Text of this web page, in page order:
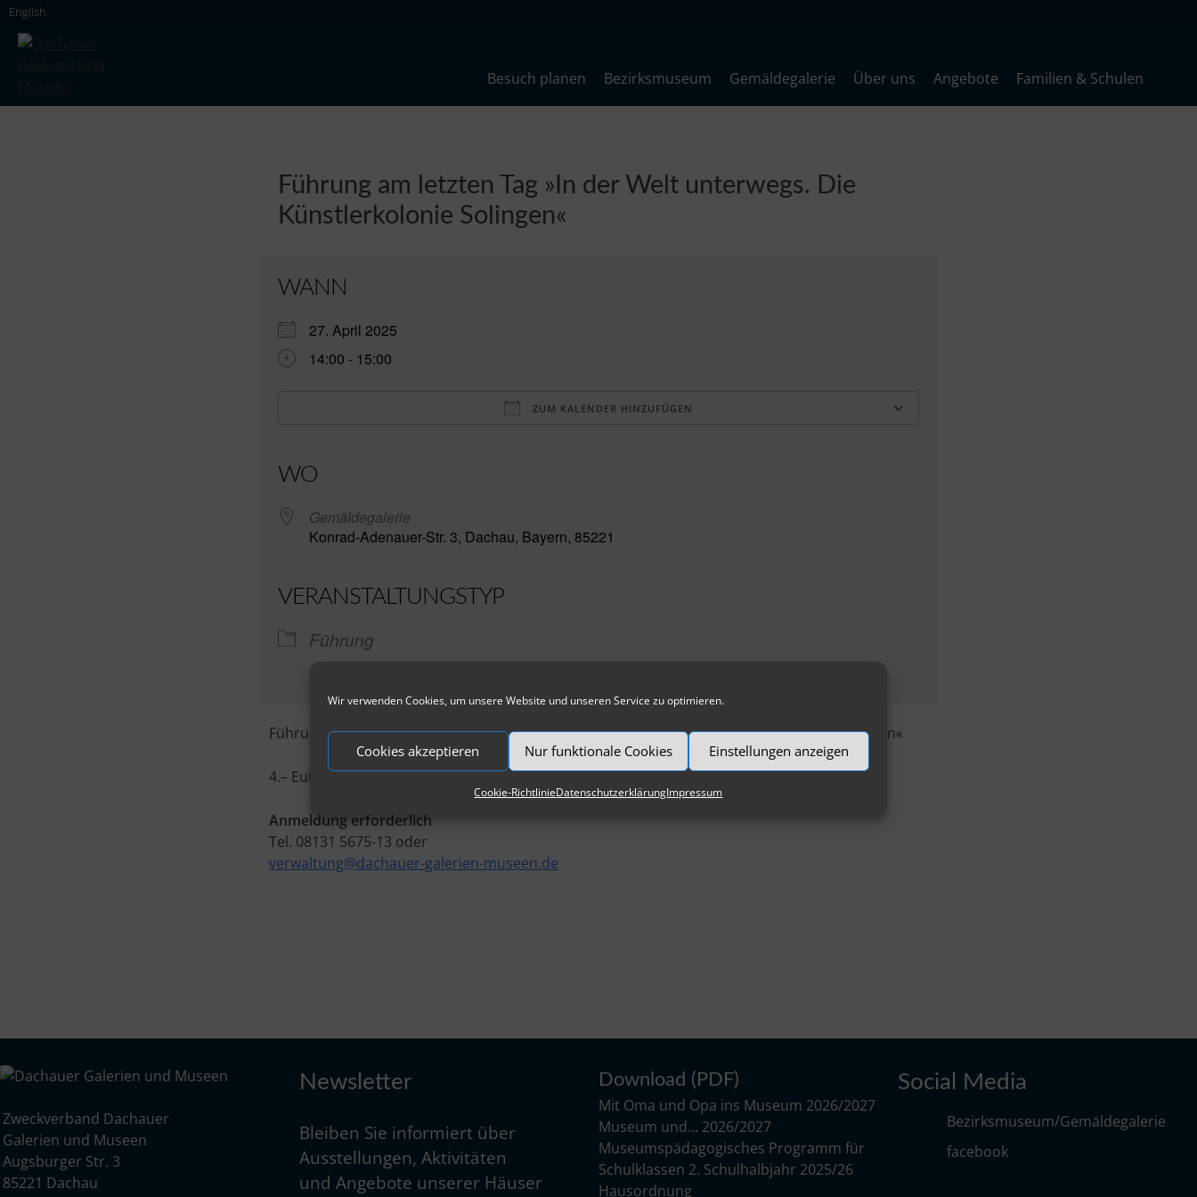
Wir verwenden Cookies, um unsere Website und unseren Service zu optimieren.
Cookies akzeptieren Nur funktionale Cookies Einstellungen anzeigen
Cookie-RichtlinieDatenschutzerklärungImpressum
Skip
content
English
Besuch planen Bezirksmuseum Gemäldegalerie Über uns Angebote Familien & Schulen
Führung am letzten Tag »In der Welt unterwegs. Die
Künstlerkolonie Solingen«
WANN
27. April 2025
14:00 - 15:00
ZUM KALENDER HINZUFÜGEN
WO
Gemäldegalerie
Konrad-Adenauer-Str. 3, Dachau, Bayern, 85221
VERANSTALTUNGSTYP
Führung
Führung am letzten Tag der Ausstellung »In der Welt unterwegs. Die Künstlerkolonie Solingen«
4.– Euro zzgl. Eintritt
Anmeldung erforderlich
Tel. 08131 5675-13 oder
verwaltung@dachauer-galerien-museen.de
Zweckverband Dachauer
Galerien und Museen
Augsburger Str. 3
85221 Dachau
Newsletter
Bleiben Sie informiert über
Ausstellungen, Aktivitäten
und Angebote unserer Häuser
Download (PDF)
Mit Oma und Opa ins Museum 2026/2027
Museum und… 2026/2027
Museumspädagogisches Programm für
Schulklassen 2. Schulhalbjahr 2025/26
Hausordnung
Social Media
Bezirksmuseum/Gemäldegalerie
facebook